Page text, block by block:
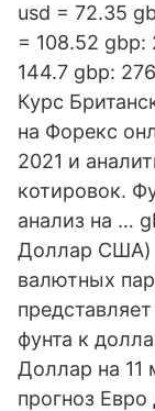
usd = 72.35
= 108.52 gbp:
144.7 gbp:
Курс
на Форекс
2021 и
котировок.
анализ на …
Доллар США)
валютных
фунта к
Доллар на 11
прогноз Евро